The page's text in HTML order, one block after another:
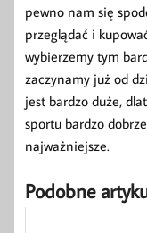
pewno nam się
przeglądać i
wybierzemy tym
zaczynamy już od
jest bardzo duże,
sportu bardzo
najważniejsze.
Podobne